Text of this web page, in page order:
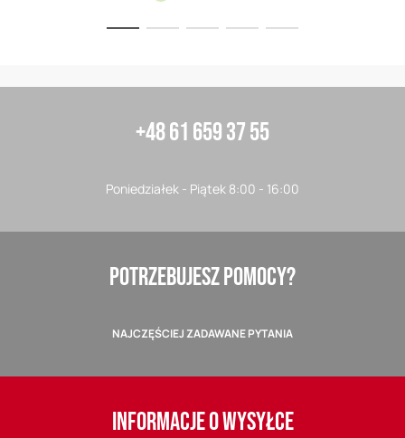
+48 61 659 37 55
Poniedziałek - Piątek 8:00 - 16:00
POTRZEBUJESZ POMOCY?
NAJCZĘŚCIEJ ZADAWANE PYTANIA
INFORMACJE O WYSYŁCE